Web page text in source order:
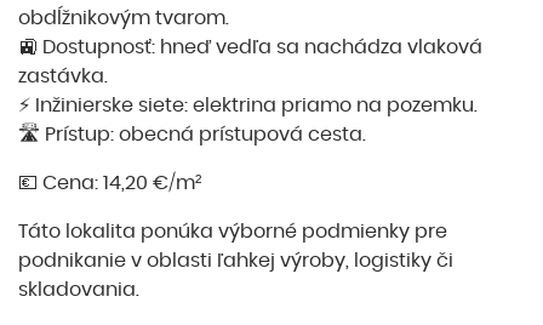
obdĺžnikovým tvarom.
🚉 Dostupnosť: hneď vedľa sa nachádza vlaková
zastávka.
⚡ Inžinierske siete: elektrina priamo na pozemku.
🛣️ Prístup: obecná prístupová cesta.
💶 Cena: 14,20 €/m²
Táto lokalita ponúka výborné podmienky pre
podnikanie v oblasti ľahkej výroby, logistiky či
skladovania.